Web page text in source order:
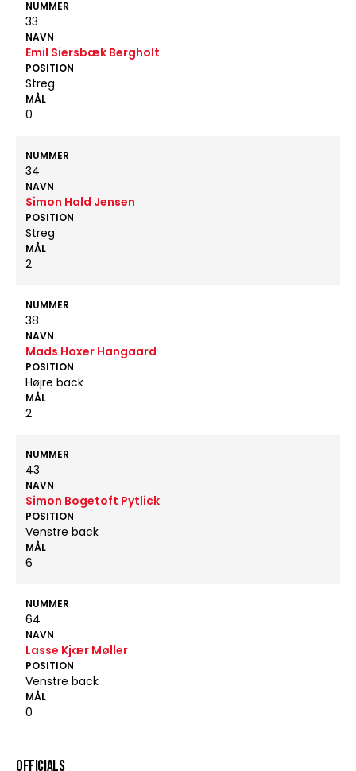
NUMMER
33
NAVN
Emil Siersbæk Bergholt
POSITION
Streg
MÅL
0
NUMMER
34
NAVN
Simon Hald Jensen
POSITION
Streg
MÅL
2
NUMMER
38
NAVN
Mads Hoxer Hangaard
POSITION
Højre back
MÅL
2
NUMMER
43
NAVN
Simon Bogetoft Pytlick
POSITION
Venstre back
MÅL
6
NUMMER
64
NAVN
Lasse Kjær Møller
POSITION
Venstre back
MÅL
0
OFFICIALS